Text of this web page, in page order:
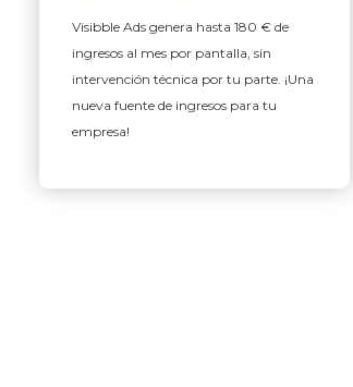
Visibble Ads genera hasta 180 € de
ingresos al mes por pantalla, sin
intervención técnica por tu parte. ¡Una
nueva fuente de ingresos para tu
empresa!